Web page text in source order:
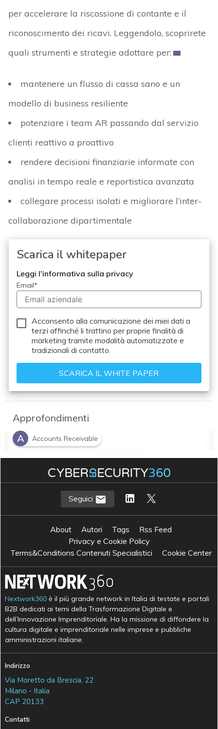
per accelerare la riscossione di contante e il
riconoscimento dei ricavi. Leggendolo, scoprirete
quali strumenti e strategie adottare per:
mantenere un flusso di cassa sano e un
modello di business resiliente
potenziare i team AR passando dal servizio
clienti reattivo a proattivo
rendere decisioni finanziarie informate con
analisi in tempo reale e reportistica avanzata
collegare processi isolati e migliorare l’inter-
collaborazione dipartimentale
Scarica il whitepaper
Leggi l'informativa sulla privacy
Email*
Acconsento alla comunicazione dei miei dati a
terzi affinché li trattino per proprie finalità di
marketing tramite modalità automatizzate e
tradizionali di contatto.
Approfondimenti
A
Accounts Receivable
A Amministrazione Finanza e Controllo
Data analytics I intelligenza artificiale
Seguici
About Autori Tags
Rss Feed
Privacy e Cookie Policy
Terms&Conditions Contenuti Specialistici
Cookie Center
Nextwork360 è il più grande network in Italia di testate e portali
B2B dedicati ai temi della Trasformazione Digitale e
dell’Innovazione Imprenditoriale. Ha la missione di diffondere la
cultura digitale e imprenditoriale nelle imprese e pubbliche
amministrazioni italiane.
Indirizzo
Via Moretto da Brescia, 22
Milano - Italia
CAP 20133
Contatti